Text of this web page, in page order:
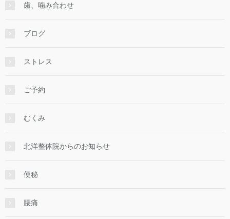
歯、噛み合わせ
ブログ
ストレス
ご予約
むくみ
北洋整体院からのお知らせ
便秘
腰痛